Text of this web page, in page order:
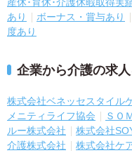
産休･育休･介護休暇取得実
あり
ボーナス・賞与あり
度あり
企業から介護の求
株式会社ベネッセスタイル
メニティライフ協会
ＳＯ
ルー株式会社
株式会社
介護株式会社
株式会社ケ